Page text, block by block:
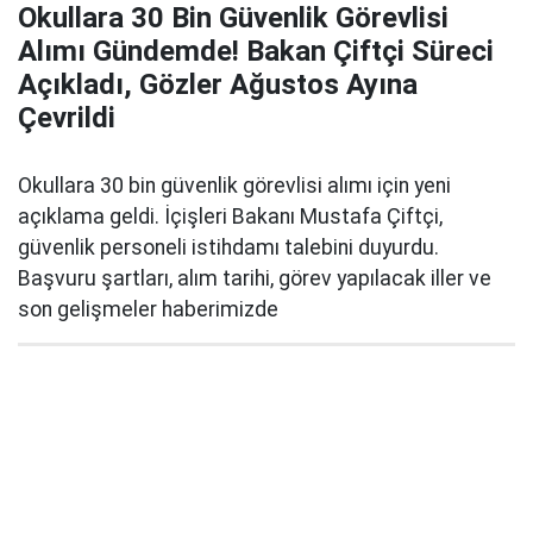
Okullara 30 Bin Güvenlik Görevlisi
Alımı Gündemde! Bakan Çiftçi Süreci
Açıkladı, Gözler Ağustos Ayına
Çevrildi
Okullara 30 bin güvenlik görevlisi alımı için yeni
açıklama geldi. İçişleri Bakanı Mustafa Çiftçi,
güvenlik personeli istihdamı talebini duyurdu.
Başvuru şartları, alım tarihi, görev yapılacak iller ve
son gelişmeler haberimizde